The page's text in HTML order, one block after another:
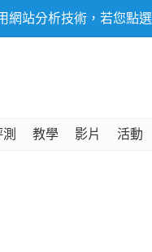
網站分析技術，若您點
教學 影片 活動